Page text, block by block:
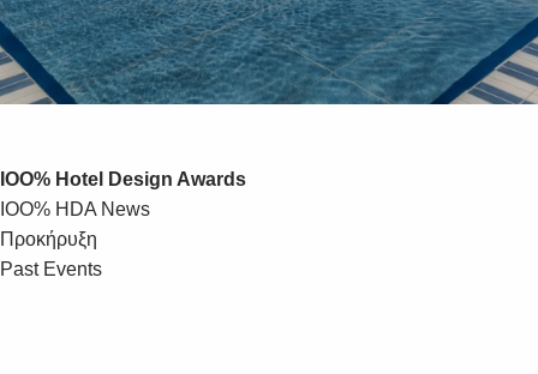
IOO% Hotel Design Awards
IOO% HDA News
Προκήρυξη
Past Events